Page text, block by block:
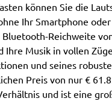
können Sie die
Ihr Smartphone
Reichweite
Ihre Musik in vollen
und seines
Preis von nur €
und ist eine